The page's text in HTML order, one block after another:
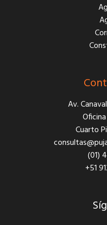
Av.
Cuarto
(01)
+51